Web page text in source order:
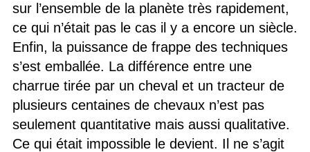
sur l’ensemble de la planète très rapidement,
ce qui n’était pas le cas il y a encore un siècle.
Enfin, la puissance de frappe des techniques
s’est emballée. La différence entre une
charrue tirée par un cheval et un tracteur de
plusieurs centaines de chevaux n’est pas
seulement quantitative mais aussi qualitative.
Ce qui était impossible le devient. Il ne s’agit